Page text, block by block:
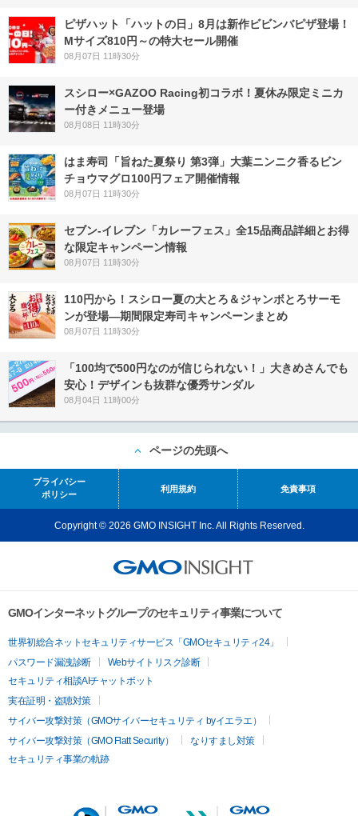
ピザハット「ハットの日」8月は新作ビビンバピザ登場！
Mサイズ810円～の特大セール開催
08月07日 11時30分
スシロー×GAZOO Racing初コラボ！夏休み限定ミニカ
ー付きメニュー登場
08月08日 11時30分
はま寿司「旨ねた夏祭り 第3弾」大葉ニンニク香るビン
チョウマグロ100円フェア開催情報
08月07日 11時30分
セブン‐イレブン「カレーフェス」全15品商品詳細とお得
な限定キャンペーン情報
08月07日 11時30分
110円から！スシロー夏の大とろ＆ジャンボとろサーモ
ンが登場―期間限定寿司キャンペーンまとめ
08月07日 11時30分
「100均で500円なのが信じられない！」大きめさんでも
安心！デザインも抜群な優秀サンダル
08月04日 11時00分
ページの先頭へ
プライバシー
ポリシー
利用規約 免責事項
Copyright © 2026 GMO INSIGHT Inc. All Rights Reserved.
GMOインターネットグループのセキュリティ事業について
世界初総合ネットセキュリティサービス「GMOセキュリティ24」
パスワード漏洩診断
Webサイトリスク診断
セキュリティ相談AIチャットボット
実在証明・盗聴対策
サイバー攻撃対策（GMOサイバーセキュリティ byイエラエ）
サイバー攻撃対策（GMO Flatt Security）
なりすまし対策
セキュリティ事業の軌跡